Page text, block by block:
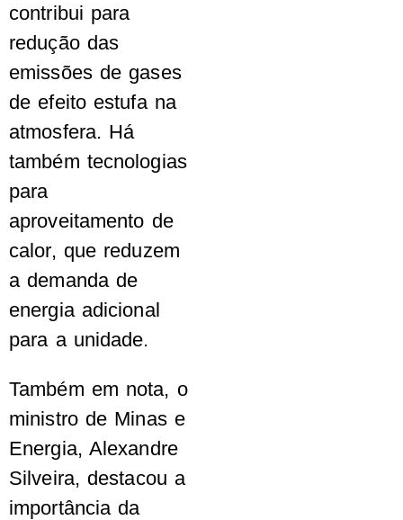
contribui para
redução das
emissões de gases
de efeito estufa na
atmosfera. Há
também tecnologias
para
aproveitamento de
calor, que reduzem
a demanda de
energia adicional
para a unidade.
Também em nota, o
ministro de Minas e
Energia, Alexandre
Silveira, destacou a
importância da